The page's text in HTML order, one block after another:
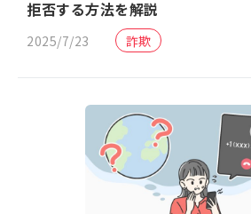
拒否する方法を解説
2025/7/23 詐欺